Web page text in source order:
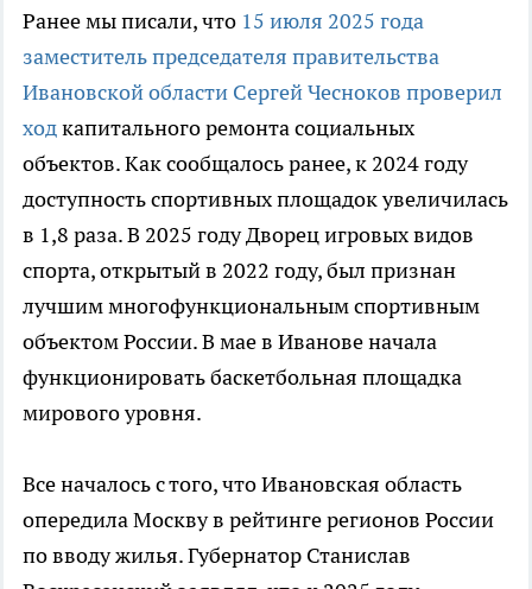
Ранее мы писали, что 15 июля 2025 года
заместитель председателя правительства
Ивановской области Сергей Чесноков проверил
ходкапитального ремонта социальных
объектов. Как сообщалось ранее, к 2024 году
доступность спортивных площадок увеличилась
в 1,8 раза. В 2025 году Дворец игровых видов
спорта, открытый в 2022 году, был признан
лучшим многофункциональным спортивным
объектом России. В мае в Иванове начала
функционировать баскетбольная площадка
мирового уровня.
Все началось с того, что Ивановская область
опередила Москву в рейтинге регионов России
по вводу жилья. Губернатор Станислав